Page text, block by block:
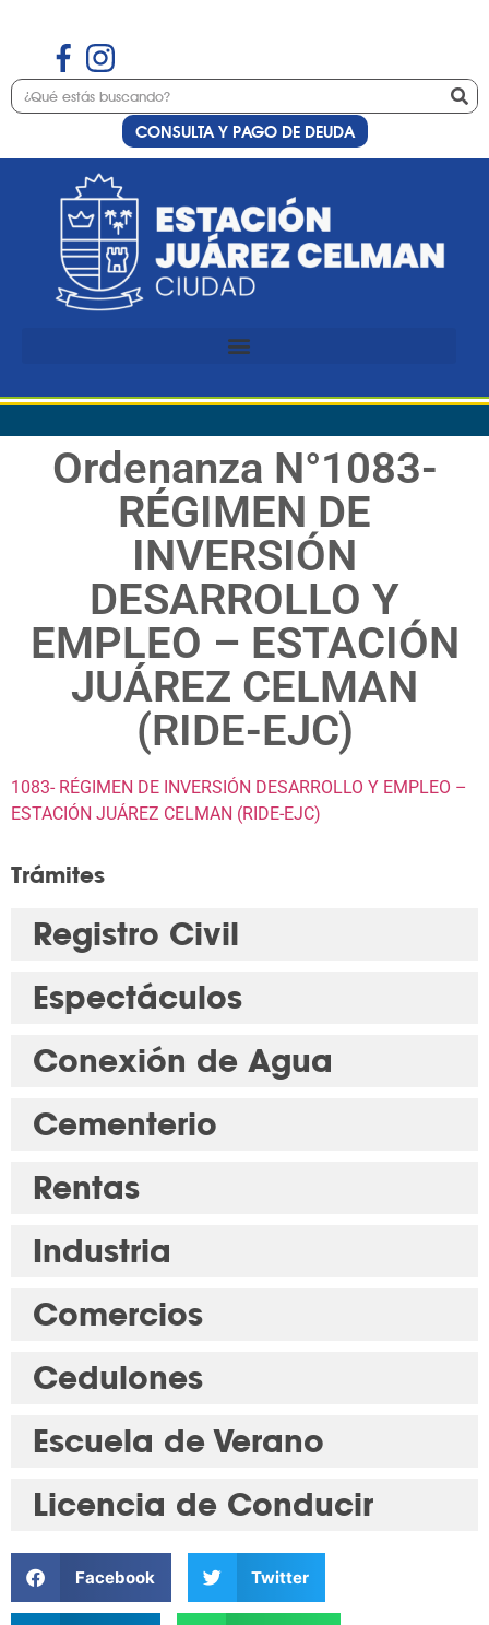
CONSULTA Y PAGO DE DEUDA
Ordenanza N°1083-
RÉGIMEN DE
INVERSIÓN
DESARROLLO Y
EMPLEO – ESTACIÓN
JUÁREZ CELMAN
(RIDE-EJC)
1083- RÉGIMEN DE INVERSIÓN DESARROLLO Y EMPLEO –
ESTACIÓN JUÁREZ CELMAN (RIDE-EJC)
Trámites
Registro Civil
Espectáculos
Conexión de Agua
Cementerio
Rentas
Industria
Comercios
Cedulones
Escuela de Verano
Licencia de Conducir
Facebook Twitter